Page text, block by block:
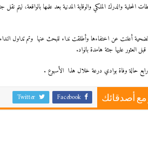
المحلية والدرك الملكي والوقاية المدنية بعد علمها بالواقعة،
أعلنت عن اختفاءها وأطلقت نداء للبحث عنها وتم تداول
العثور عليها جثة هامدة بالواد.
حالة وفاة بوادي درعة خلال هذا الأسبوع .
أصدقائك Facebook
Twitter